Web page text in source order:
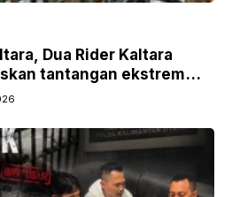
Dua Rider Kaltara
tantangan ekstrem